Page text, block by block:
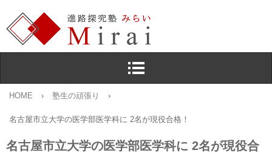
HOME › 塾生の頑張り ›
名古屋市立大学の医学部医学科に 2名が現役合格！
名古屋市立大学の医学部医学科に 2名が現役合